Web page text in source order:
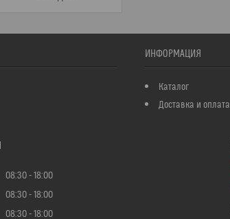
ИНФОРМАЦИЯ
Каталог
Доставка и оплата
08:30
18:00
08:30
18:00
08:30 18:00